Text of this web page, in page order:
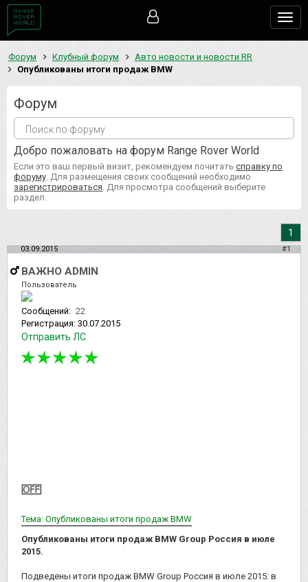
Форум Клубный форум
Авто новости и новости RR
Опубликованы итоги продаж BMW
Форум
Добро пожаловать на форум Range Rover World
Если это ваш первый визит, рекомендуем почитать справку по
форуму . Для размещения своих сообщений необходимо
зарегистрироваться . Для просмотра сообщений выберите
раздел.
1
03.09.2015 #1
ВАЖНО ADMIN
Пользователь
Сообщений: 22
Регистрация: 30.07.2015
Отправить ЛС
Тема: Опубликованы итоги продаж BMW
Опубликованы итоги продаж BMW Group Россия в июле
2015.
Подведены итоги продаж BMW Group Россия в июле 2015: в